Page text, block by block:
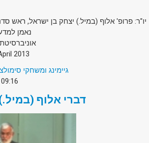
יו"ר: פרופ' אלוף (במיל.) יצחק בן ישראל, ראש
נאמן
2013
גיימינג ומשחקי
דברי אלוף